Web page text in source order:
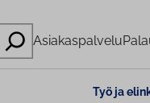
Asiakaspalvelu
Työ ja